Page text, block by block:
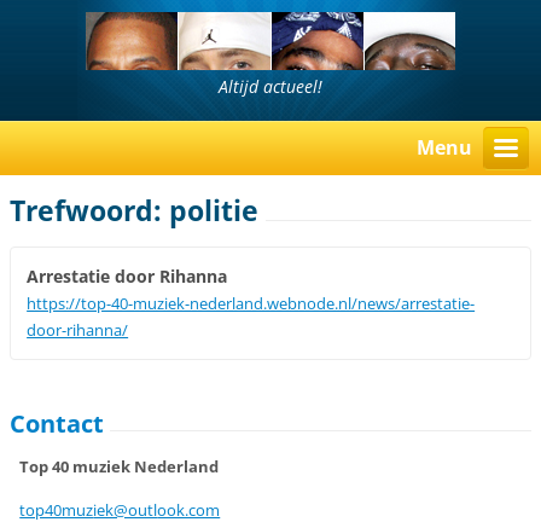
Altijd actueel!
Menu
Trefwoord: politie
Arrestatie door Rihanna
https://top-40-muziek-nederland.webnode.nl/news/arrestatie-
door-rihanna/
Contact
Top 40 muziek Nederland
top40muziek@outlook.com